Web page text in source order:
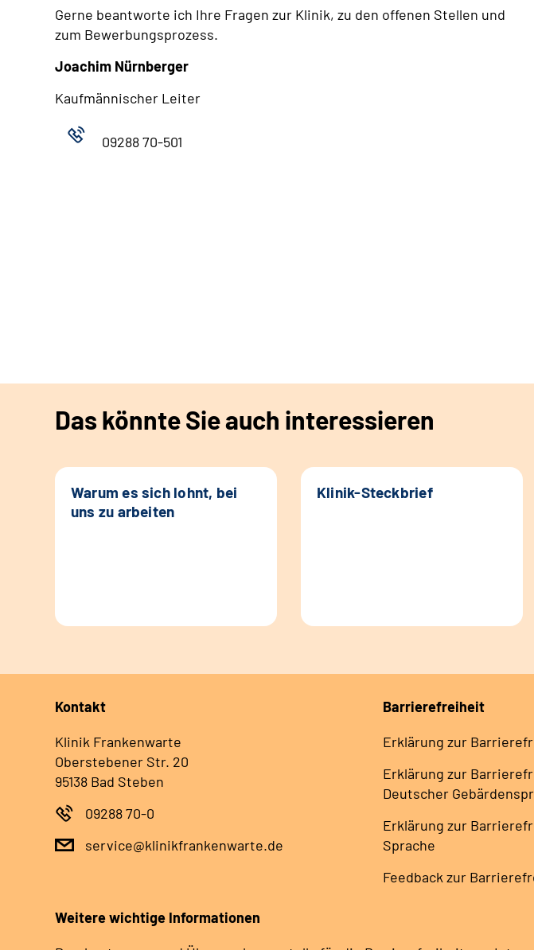
Gerne beantworte ich Ihre Fragen zur Klinik, zu den offenen Stellen und
zum Bewerbungsprozess.
Joachim Nürnberger
Kaufmännischer Leiter
09288 70-501
Das könnte Sie auch interessieren
Warum es sich lohnt, bei
uns zu arbeiten
Klinik-Steckbrief
Kontakt
Klinik Frankenwarte
Oberstebener Str. 20
95138 Bad Steben
09288 70-0
service@klinikfrankenwarte.de
Barrierefreiheit
Erklärung zur
Erklärung zur
Deutscher
Erklärung zur
Sprache
Feedback zur
Weitere wichtige Informationen